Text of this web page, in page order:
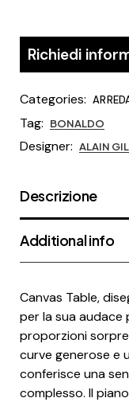
Richiedi
Categories:
Tag: BONALDO
Designer: ALAIN
Descrizione
Additional info
Canvas Table,
per la sua audace
proporzioni
curve generose e
conferisce una
complesso. Il